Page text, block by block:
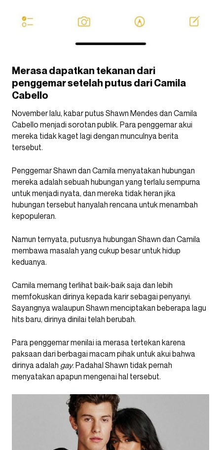
Merasa dapatkan tekanan dari
penggemar setelah putus dari Camila
Cabello
November lalu, kabar putus Shawn Mendes dan Camila
Cabello menjadi sorotan publik. Para penggemar akui
mereka tidak kaget lagi dengan munculnya berita
tersebut.
Penggemar Shawn dan Camila menyatakan hubungan
mereka adalah sebuah hubungan yang terlalu sempurna
untuk menjadi nyata, dan mereka tidak heran jika
hubungan tersebut hanyalah rencana untuk menambah
kepopuleran.
Namun ternyata, putusnya hubungan Shawn dan Camila
membawa masalah yang cukup besar untuk hidup
keduanya.
Camila memang terlihat baik-baik saja dan lebih
memfokuskan dirinya kepada karir sebagai penyanyi.
Sayangnya walaupun Shawn menciptakan beberapa lagu
hits baru, dirinya dinilai telah berubah.
Para penggemar menilai ia merasa tertekan karena
paksaan dari berbagai macam pihak untuk akui bahwa
dirinya adalah gay. Padahal Shawn tidak pernah
menyatakan apapun mengenai hal tersebut.